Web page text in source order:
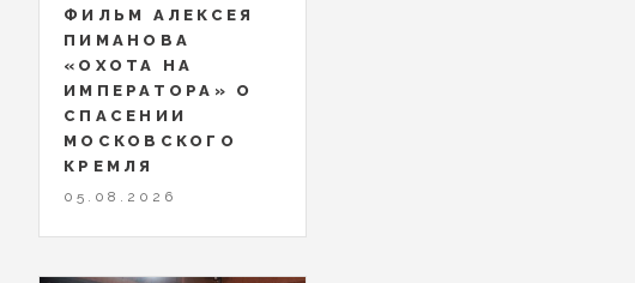
ФИЛЬМ АЛЕКСЕЯ
ПИМАНОВА
«ОХОТА НА
ИМПЕРАТОРА» О
СПАСЕНИИ
МОСКОВСКОГО
КРЕМЛЯ
05.08.2026